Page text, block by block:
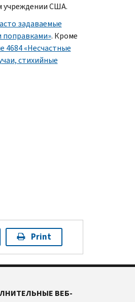
учреждении США.
задаваемые
поправками». Кроме
4684 «Несчастные
стихийные
Print
ВЕБ-